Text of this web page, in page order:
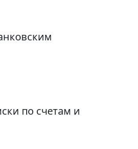
по счетам и